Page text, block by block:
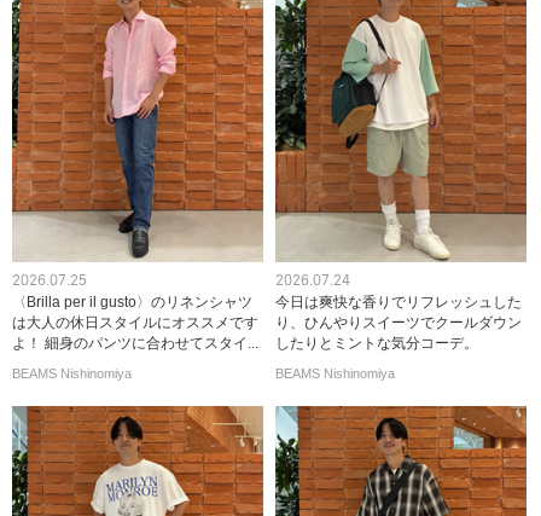
2026.07.25
〈Brilla per il gusto〉のリネンシャツ
は大人の休日スタイルにオススメです
よ！ 細身のパンツに合わせてスタイ...
BEAMS Nishinomiya
2026.07.24
今日は爽快な香りでリフレッシュした
り、ひんやりスイーツでクールダウン
したりとミントな気分コーデ。
BEAMS Nishinomiya